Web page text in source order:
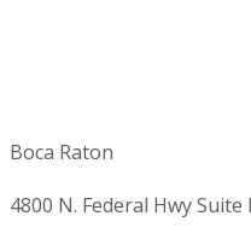
Boca Raton
4800 N. Federal Hwy Suite